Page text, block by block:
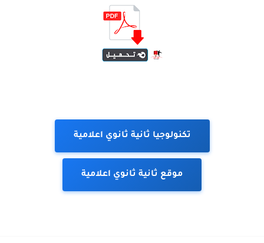
تكنولوجيا ثانية ثانوي اعلامية
موقع ثانية ثانوي اعلامية